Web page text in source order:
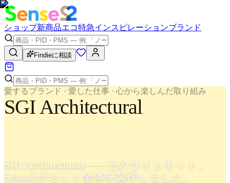
ショップ新商品エコ特急インスピレーションブランド
Findieに相談
愛するブランド · 愛した仕事 · 心から楽しんだ取り組み
SGI Architectural
SGI Architectural——そのサイトキット。
Sense2がセット全体を製作しました。